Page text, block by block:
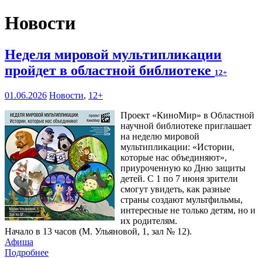
Новости
Неделя мировой мультипликации
пройдет в областной библиотеке 12+
01.06.2026 Новости, 12+
Проект «КиноМир» в Областной
научной библиотеке приглашает
на неделю мировой
мультипликации: «Истории,
которые нас объединяют»,
приуроченную ко Дню защиты
детей. С 1 по 7 июня зрители
смогут увидеть, как разные
страны создают мультфильмы,
интересные не только детям, но и
их родителям.
Начало в 13 часов (М. Ульяновой, 1, зал № 12).
Афиша
Подробнее